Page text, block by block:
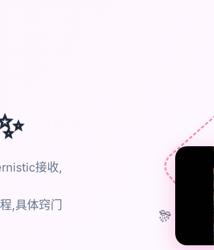
接收,
,具体窍门
🎊